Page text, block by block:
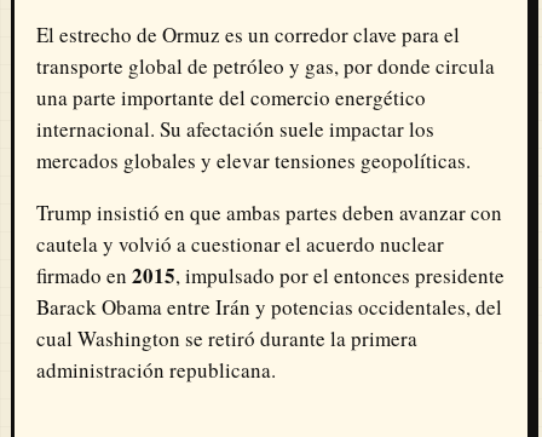
El estrecho de Ormuz es un corredor clave para el
transporte global de petróleo y gas, por donde circula
una parte importante del comercio energético
internacional. Su afectación suele impactar los
mercados globales y elevar tensiones geopolíticas.
Trump insistió en que ambas partes deben avanzar con
cautela y volvió a cuestionar el acuerdo nuclear
firmado en 2015, impulsado por el entonces presidente
Barack Obama entre Irán y potencias occidentales, del
cual Washington se retiró durante la primera
administración republicana.